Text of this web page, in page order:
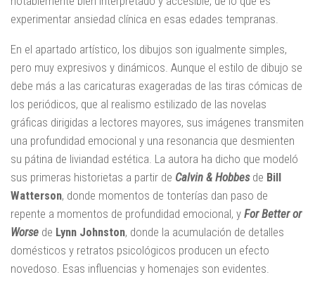
experimentar ansiedad clínica en esas edades tempranas.
En el apartado artístico, los dibujos son igualmente simples,
pero muy expresivos y dinámicos. Aunque el estilo de dibujo se
debe más a las caricaturas exageradas de las tiras cómicas de
los periódicos, que al realismo estilizado de las novelas
gráficas dirigidas a lectores mayores, sus imágenes transmiten
una profundidad emocional y una resonancia que desmienten
su pátina de liviandad estética. La autora ha dicho que modeló
sus primeras historietas a partir de Calvin & Hobbesde Bill
Watterson, donde momentos de tonterías dan paso de
repente a momentos de profundidad emocional, y For Better or
Worse de Lynn Johnston, donde la acumulación de detalles
domésticos y retratos psicológicos producen un efecto
novedoso. Esas influencias y homenajes son evidentes.